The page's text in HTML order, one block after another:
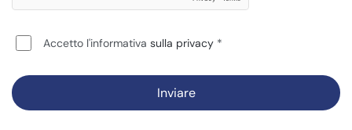
Accetto l'informativa sulla privacy
Inviare